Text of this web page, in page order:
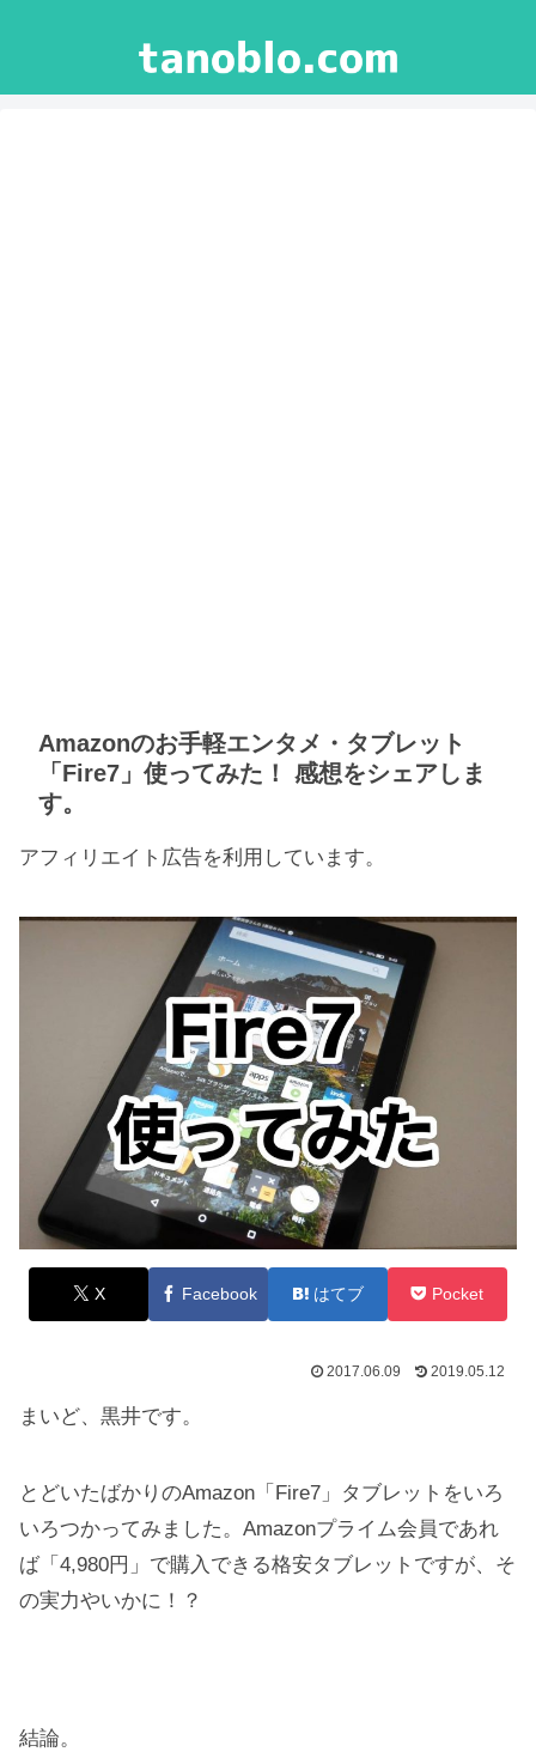
Amazonのお手軽エンタメ・タブレット
「Fire7」使ってみた！ 感想をシェアしま
す。
アフィリエイト広告を利用しています。
X Facebook はてブ Pocket
2017.06.09 2019.05.12
まいど、黒井です。
とどいたばかりのAmazon「Fire7」タブレットをいろ
いろつかってみました。Amazonプライム会員であれ
ば「4,980円」で購入できる格安タブレットですが、そ
の実力やいかに！？
結論。